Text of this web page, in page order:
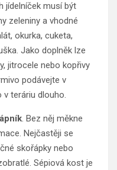
jídelníček musí být
zeleniny a vhodné
okurka, cuketa,
Jako doplněk lze
jitrocele nebo kopřivy
podávejte v
v teráriu dlouho.
. Bez něj měkne
Nejčastěji se
skořápky nebo
Sépiová kost je